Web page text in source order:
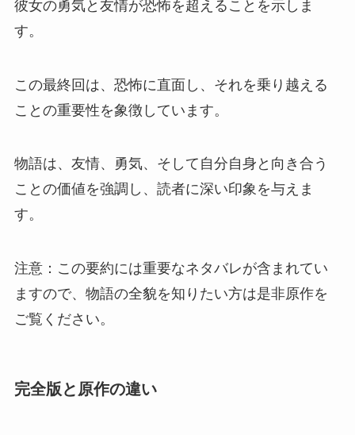
彼女の勇気と友情が恐怖を超えることを示しま
す。
この最終回は、恐怖に直面し、それを乗り越える
ことの重要性を象徴しています。
物語は、友情、勇気、そして自分自身と向き合う
ことの価値を強調し、読者に深い印象を与えま
す。
注意：この要約には重要なネタバレが含まれてい
ますので、物語の全貌を知りたい方は是非原作を
ご覧ください。
完全版と原作の違い